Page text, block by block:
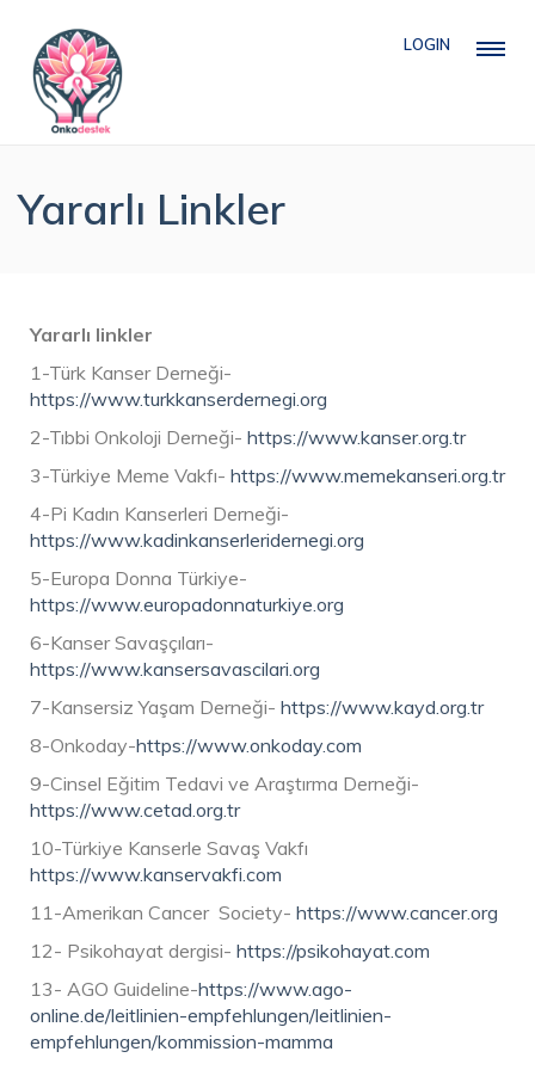
LOGIN
Yararlı Linkler
Yararlı linkler
1-Türk Kanser Derneği-
https://www.turkkanserdernegi.org
2-Tıbbi Onkoloji Derneği- https://www.kanser.org.tr
3-Türkiye Meme Vakfı- https://www.memekanseri.org.tr
4-Pi Kadın Kanserleri Derneği-
https://www.kadinkanserleridernegi.org
5-Europa Donna Türkiye-
https://www.europadonnaturkiye.org
6-Kanser Savaşçıları-
https://www.kansersavascilari.org
7-Kansersiz Yaşam Derneği- https://www.kayd.org.tr
8-Onkoday-https://www.onkoday.com
9-Cinsel Eğitim Tedavi ve Araştırma Derneği-
https://www.cetad.org.tr
10-Türkiye Kanserle Savaş Vakfı
https://www.kanservakfi.com
11-Amerikan Cancer Society- https://www.cancer.org
12- Psikohayat dergisi- https://psikohayat.com
13- AGO Guideline-https://www.ago-
online.de/leitlinien-empfehlungen/leitlinien-
empfehlungen/kommission-mamma